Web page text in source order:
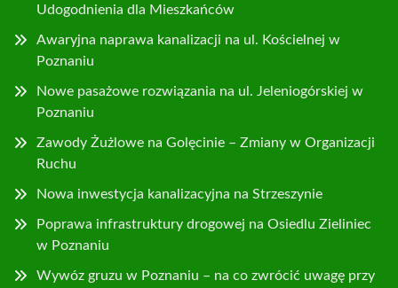
Udogodnienia dla Mieszkańców
Awaryjna naprawa kanalizacji na ul. Kościelnej w
Poznaniu
Nowe pasażowe rozwiązania na ul. Jeleniogórskiej w
Poznaniu
Zawody Żużlowe na Golęcinie – Zmiany w Organizacji
Ruchu
Nowa inwestycja kanalizacyjna na Strzeszynie
Poprawa infrastruktury drogowej na Osiedlu Zieliniec
w Poznaniu
Wywóz gruzu w Poznaniu – na co zwrócić uwagę przy